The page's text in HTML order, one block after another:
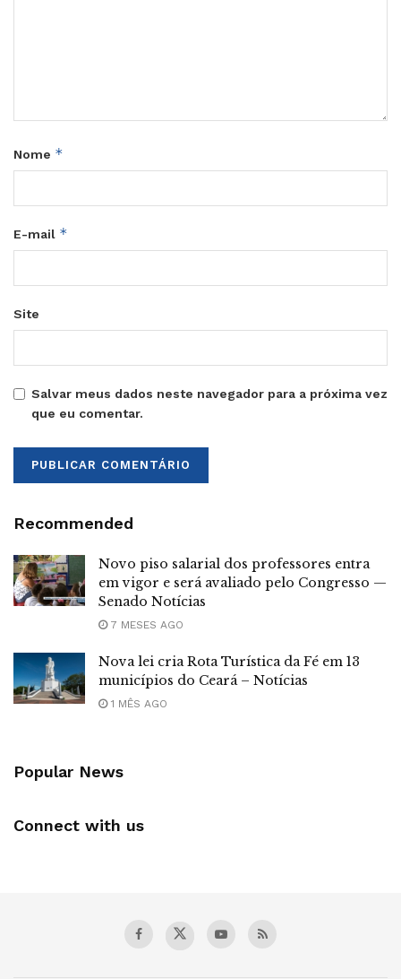
Nome *
E-mail *
Site
Salvar meus dados neste navegador para a próxima vez
que eu comentar.
Recommended
Novo piso salarial dos professores entra
em vigor e será avaliado pelo Congresso —
Senado Notícias
7 MESES AGO
Nova lei cria Rota Turística da Fé em 13
municípios do Ceará – Notícias
1 MÊS AGO
Popular News
Connect with us